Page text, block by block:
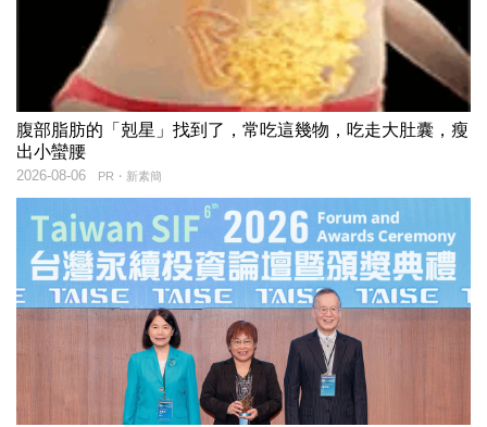
腹部脂肪的「剋星」找到了，常吃這幾物，吃走大肚囊，瘦
出小蠻腰
PR・新素簡
2026-08-06